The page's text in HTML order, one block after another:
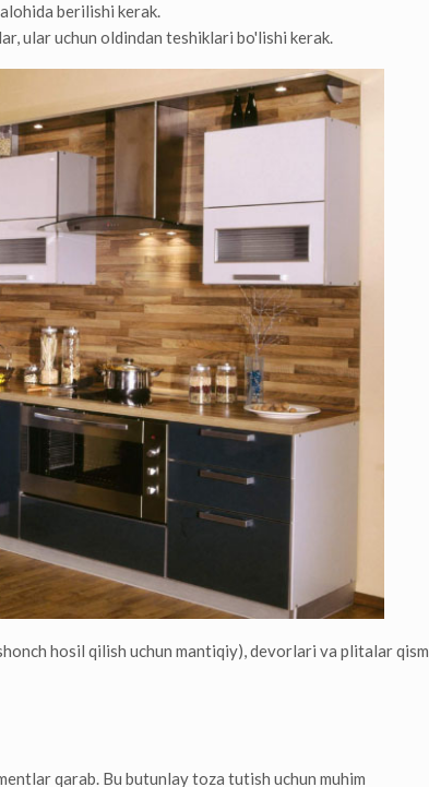
berilishi kerak.
ular uchun oldindan teshiklari bo'lishi kerak.
hosil qilish uchun mantiqiy), devorlari va plitalar qism
qarab. Bu butunlay toza tutish uchun muhim